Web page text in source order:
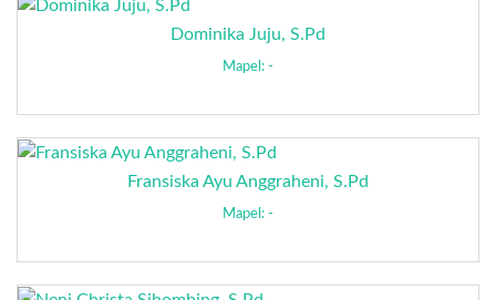
Dominika Juju, S.Pd
Mapel: -
Fransiska Ayu Anggraheni, S.Pd
Mapel: -